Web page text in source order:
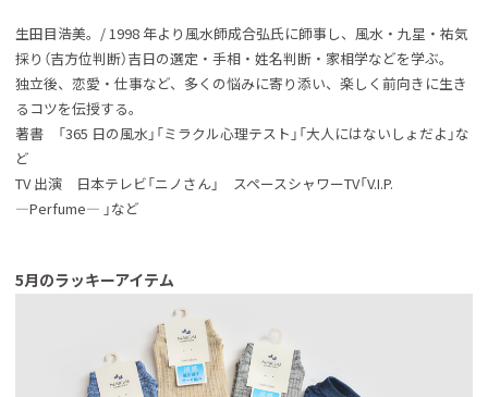
生田目浩美。/ 1998 年より風水師成合弘氏に師事し、風水・九星・祐気
採り（吉方位判断）吉日の選定・手相・姓名判断・家相学などを学ぶ。
独立後、恋愛・仕事など、多くの悩みに寄り添い、楽しく前向きに生き
るコツを伝授する。
著書 「365 日の風水」「ミラクル心理テスト」「大人にはないしょだよ」な
ど
TV 出演 日本テレビ「ニノさん」 スペースシャワーTV「V.I.P.
―Perfume― 」など
5月のラッキーアイテム